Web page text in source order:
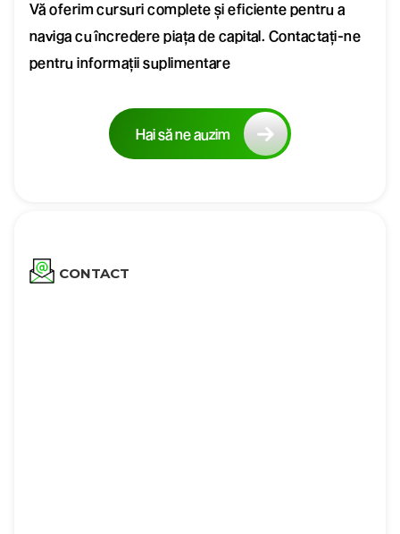
Vă oferim cursuri complete și eficiente pentru a
naviga cu încredere piața de capital. Contactați-ne
pentru informații suplimentare
Hai să ne auzim
CONTACT